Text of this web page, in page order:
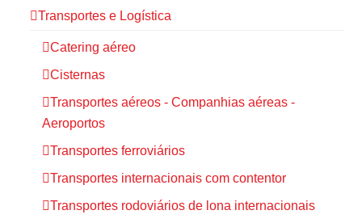
Transportes e Logística
Catering aéreo
Cisternas
Transportes aéreos - Companhias aéreas -
Aeroportos
Transportes ferroviários
Transportes internacionais com contentor
Transportes rodoviários de lona internacionais